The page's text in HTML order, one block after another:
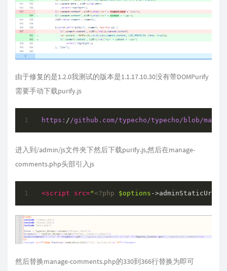
由于修复的是1.2.0我测试的版本是1.1.17.10.30没有带DOMPurify
需要手动下载purify.js
https: //github.com/typecho/typecho/blob/
进入到/admin/js文件夹下然后下载purify.js,然后在manage-
comments.php头部引入js
<script src=" <?php $options ->adminStaticUrl(
然后替换manage-comments.php的330到366行替换为即可